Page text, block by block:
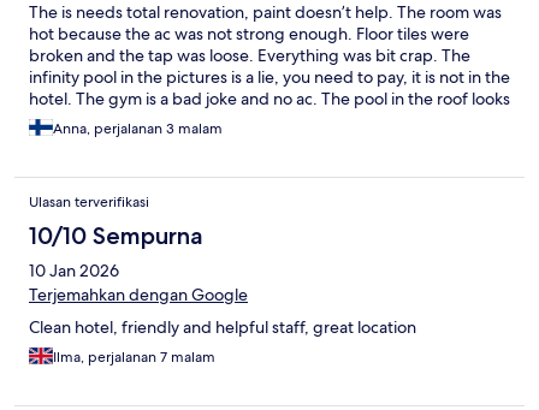
The is needs total renovation, paint doesn’t help. The room was
hot because the ac was not strong enough. Floor tiles were
broken and the tap was loose. Everything was bit crap. The
infinity pool in the pictures is a lie, you need to pay, it is not in the
hotel. The gym is a bad joke and no ac. The pool in the roof looks
dirty and is small.
Anna, perjalanan 3 malam
Ulasan terverifikasi
10/10 Sempurna
10 Jan 2026
Terjemahkan dengan Google
Clean hotel, friendly and helpful staff, great location
Ilma, perjalanan 7 malam